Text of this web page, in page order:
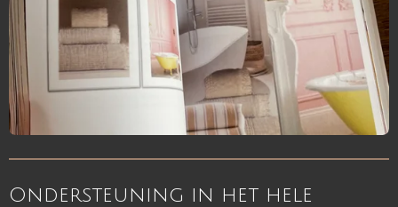
Ondersteuning in het hele